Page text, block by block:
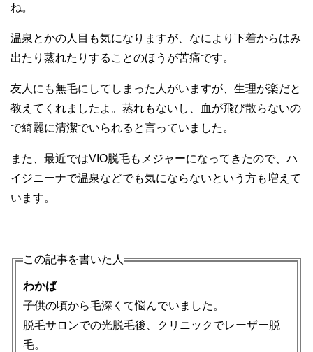
ね。
温泉とかの人目も気になりますが、なにより下着からはみ
出たり蒸れたりすることのほうが苦痛です。
友人にも無毛にしてしまった人がいますが、生理が楽だと
教えてくれましたよ。蒸れもないし、血が飛び散らないの
で綺麗に清潔でいられると言っていました。
また、最近ではVIO脱毛もメジャーになってきたので、ハ
イジニーナで温泉などでも気にならないという方も増えて
います。
この記事を書いた人
わかば
子供の頃から毛深くて悩んでいました。
脱毛サロンでの光脱毛後、クリニックでレーザー脱
毛。